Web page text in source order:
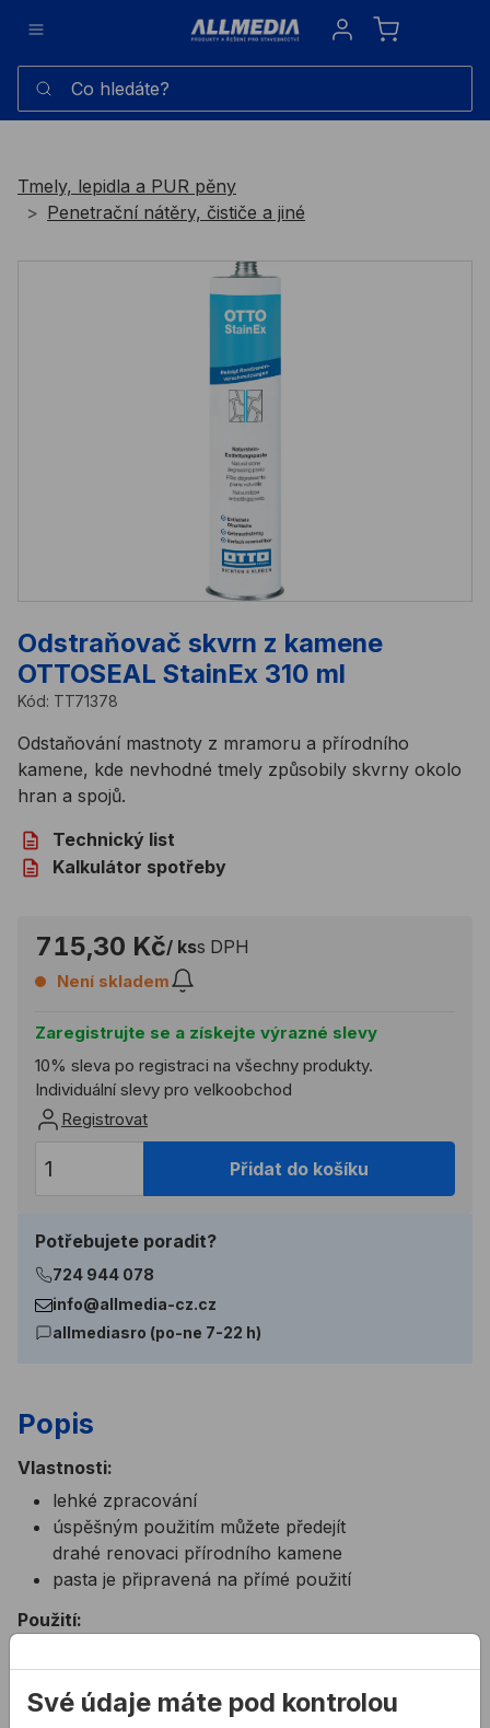
Sign in
Co hledáte?
Tmely, lepidla a PUR pěny
Penetrační nátěry, čističe a jiné
Odstraňovač skvrn z kamene
OTTOSEAL StainEx 310 ml
Kód: TT71378
Odstaňování mastnoty z mramoru a přírodního
kamene, kde nevhodné tmely způsobily skvrny okolo
hran a spojů.
Technický list
Kalkulátor spotřeby
715,30 Kč/ kss DPH
Není skladem
Zaregistrujte se a získejte výrazné slevy
10% sleva po registraci na všechny produkty.
Individuální slevy pro velkoobchod
Registrovat
Přidat do košíku
Potřebujete poradit?
724 944 078
info@allmedia-cz.cz
allmediasro (po-ne 7-22 h)
Popis
Vlastnosti:
lehké zpracování
úspěšným použitím můžete předejít
drahé renovaci přírodního kamene
pasta je připravená na přímé použití
Použití:
okolo hran a spojů
Své údaje máte pod kontrolou